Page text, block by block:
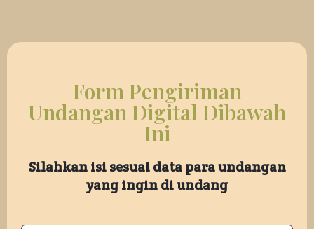
Form Pengiriman
Undangan Digital Dibawah
Ini
Silahkan isi sesuai data para undangan
yang ingin di undang